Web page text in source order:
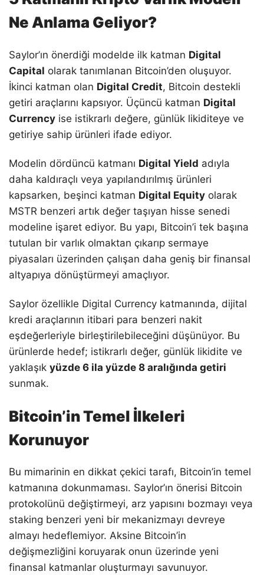
Ne Anlama Geliyor?
Saylor’ın önerdiği modelde ilk katman Digital
Capital olarak tanımlanan Bitcoin’den oluşuyor.
İkinci katman olan Digital Credit, Bitcoin destekli
getiri araçlarını kapsıyor. Üçüncü katman Digital
Currency ise istikrarlı değere, günlük likiditeye ve
getiriye sahip ürünleri ifade ediyor.
Modelin dördüncü katmanı Digital Yield adıyla
daha kaldıraçlı veya yapılandırılmış ürünleri
kapsarken, beşinci katman Digital Equity olarak
MSTR benzeri artık değer taşıyan hisse senedi
modeline işaret ediyor. Bu yapı, Bitcoin’i tek başına
tutulan bir varlık olmaktan çıkarıp sermaye
piyasaları üzerinden çalışan daha geniş bir finansal
altyapıya dönüştürmeyi amaçlıyor.
Saylor özellikle Digital Currency katmanında, dijital
kredi araçlarının itibari para benzeri nakit
eşdeğerleriyle birleştirilebileceğini düşünüyor. Bu
ürünlerde hedef; istikrarlı değer, günlük likidite ve
yaklaşık yüzde 6 ila yüzde 8 aralığında getiri
sunmak.
Bitcoin’in Temel İlkeleri
Korunuyor
Bu mimarinin en dikkat çekici tarafı, Bitcoin’in temel
katmanına dokunmaması. Saylor’ın önerisi Bitcoin
protokolünü değiştirmeyi, arz yapısını bozmayı veya
staking benzeri yeni bir mekanizmayı devreye
almayı hedeflemiyor. Aksine Bitcoin’in
değişmezliğini koruyarak onun üzerinde yeni
finansal katmanlar oluşturmayı savunuyor.